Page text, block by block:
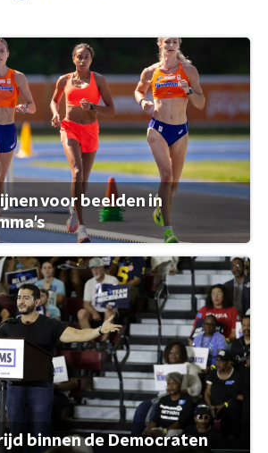
voor beelden in
binnen de Democraten